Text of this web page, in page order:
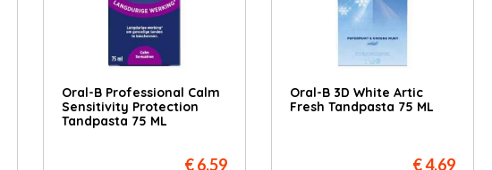
Oral-B Professional Calm
Sensitivity Protection
Tandpasta 75 ML
€ 6,59
Oral-B 3D White Artic
Fresh Tandpasta 75 ML
€ 4,69